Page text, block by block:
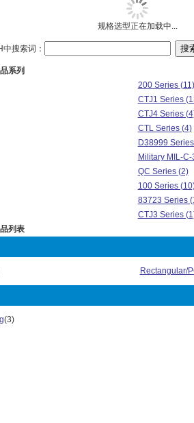
规格选型正在加载中...
搜索词：
系列
200 Series (11)
CTJ1 Series
CTJ4 Series
CTL Series (4)
D38999
Military MIL-
QC Series (2)
100 Series
83723 Series
CTJ3 Series
DTS Series
PlastiGrip
Solistrand
列表
Rectangular/
(3)